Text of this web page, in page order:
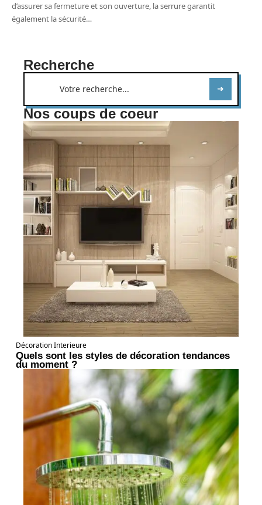
d’assurer sa fermeture et son ouverture, la serrure garantit
également la sécurité…
Recherche
Nos coups de coeur
Décoration Interieure
Quels sont les styles de décoration tendances
du moment ?